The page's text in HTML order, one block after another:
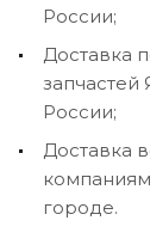
России;
Доставка
России;
Доставка
городе.